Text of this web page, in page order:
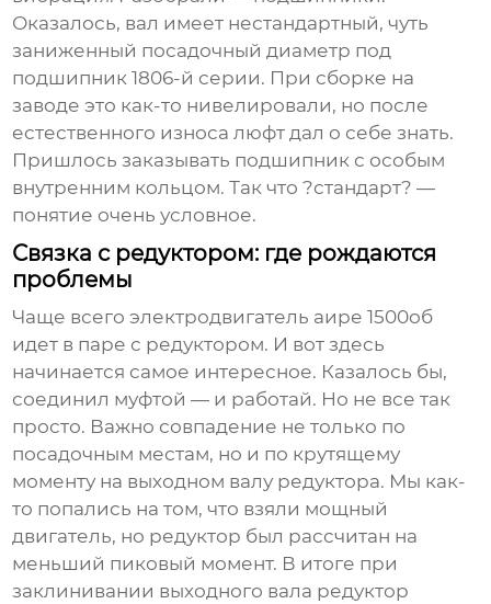
Оказалось, вал имеет нестандартный, чуть
заниженный посадочный диаметр под
подшипник 1806-й серии. При сборке на
заводе это как-то нивелировали, но после
естественного износа люфт дал о себе знать.
Пришлось заказывать подшипник с особым
внутренним кольцом. Так что ?стандарт? —
понятие очень условное.
Связка с редуктором: где рождаются
проблемы
Чаще всегоэлектродвигатель аире 1500об
идет в паре с редуктором. И вот здесь
начинается самое интересное. Казалось бы,
соединил муфтой — и работай. Но не все так
просто. Важно совпадение не только по
посадочным местам, но и по крутящему
моменту на выходном валу редуктора. Мы как-
то попались на том, что взяли мощный
двигатель, но редуктор был рассчитан на
меньший пиковый момент. В итоге при
заклинивании выходного вала редуктор